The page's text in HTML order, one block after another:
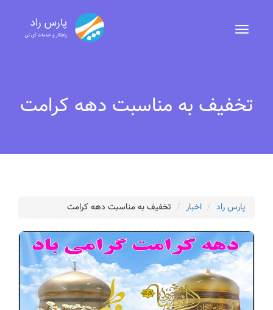
تخفیف به مناسبت دهه کرامت
پارس راد اخبار تخفیف به مناسبت دهه کرامت